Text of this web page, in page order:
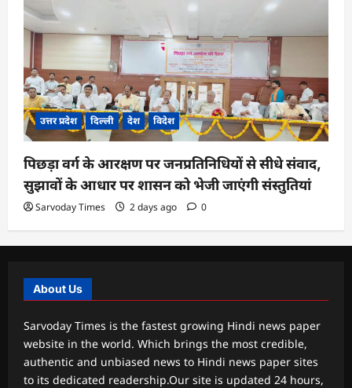
उत्तर प्रदेश दिल्ली देश विदेश
पिछड़ा वर्ग के आरक्षण पर जनप्रतिनिधियों से सीधे संवाद,
सुझावों के आधार पर शासन को भेजी जाएंगी संस्तुतियां
Sarvoday Times 2 days ago 0
About Us
Sarvoday Times is the fastest growing Hindi news paper
website in the world. Which brings the most credible,
authentic and unbiased news to Hindi news paper sites
to its dedicated readership.Our site is updated 24 hours,